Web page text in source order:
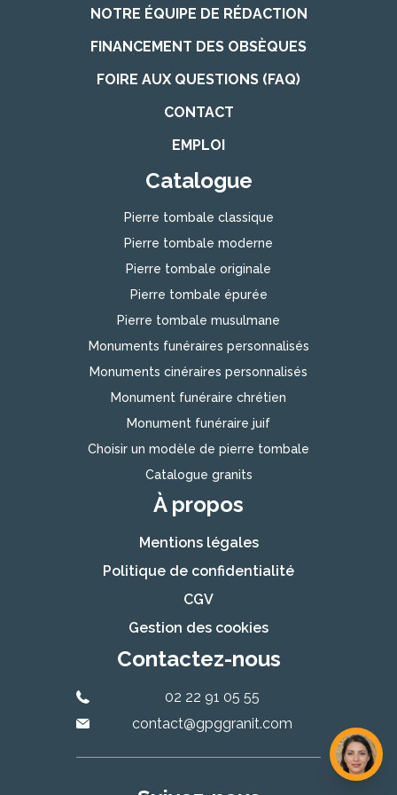
NOTRE ÉQUIPE DE RÉDACTION
FINANCEMENT DES OBSÈQUES
FOIRE AUX QUESTIONS (FAQ)
CONTACT
EMPLOI
Catalogue
Pierre tombale classique
Pierre tombale moderne
Pierre tombale originale
Pierre tombale épurée
Pierre tombale musulmane
Monuments funéraires personnalisés
Monuments cinéraires personnalisés
Monument funéraire chrétien
Monument funéraire juif
Choisir un modèle de pierre tombale
Catalogue granits
À propos
Mentions légales
Politique de confidentialité
CGV
Gestion des cookies
Contactez-nous
02 22 91 05 55
contact@gpggranit.com